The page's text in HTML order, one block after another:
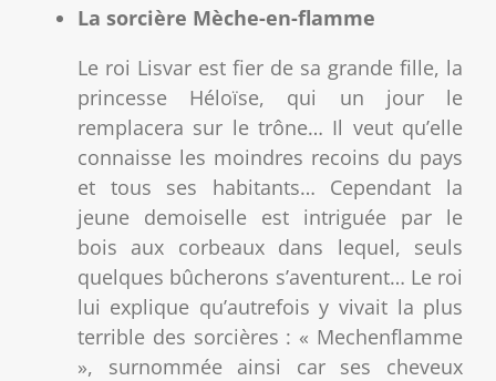
La sorcière Mèche-en-flamme
Le roi Lisvar est fier de sa grande fille, la
princesse Héloïse, qui un jour le
remplacera sur le trône… Il veut qu’elle
connaisse les moindres recoins du pays
et tous ses habitants… Cependant la
jeune demoiselle est intriguée par le
bois aux corbeaux dans lequel, seuls
quelques bûcherons s’aventurent… Le roi
lui explique qu’autrefois y vivait la plus
terrible des sorcières : « Mechenflamme
», surnommée ainsi car ses cheveux